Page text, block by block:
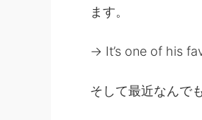
ます。
→ It’s one of his
そして最近なんで